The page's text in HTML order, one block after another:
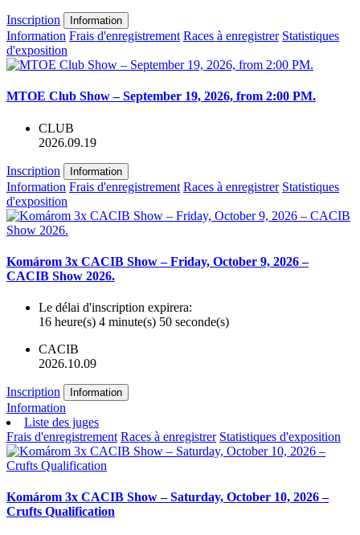
Inscription Information
Information Frais d'enregistrement Races à enregistrer Statistiques
d'exposition
MTOE Club Show – September 19, 2026, from 2:00 PM.
CLUB
2026.09.19
Inscription Information
Information Frais d'enregistrement Races à enregistrer Statistiques
d'exposition
Komárom 3x CACIB Show – Friday, October 9, 2026 –
CACIB Show 2026.
Le délai d'inscription expirera:
16 heure(s) 4 minute(s) 50 seconde(s)
CACIB
2026.10.09
Inscription Information
Information
Liste des juges
Frais d'enregistrement Races à enregistrer Statistiques d'exposition
Komárom 3x CACIB Show – Saturday, October 10, 2026 –
Crufts Qualification